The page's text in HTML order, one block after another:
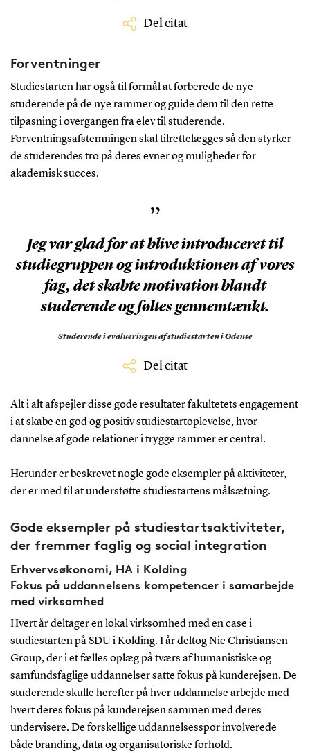
Del citat
Forventninger
Studiestarten har også til formål at forberede de nye
studerende på de nye rammer og guide dem til den rette
tilpasning i overgangen fra elev til studerende.
Forventningsafstemningen skal tilrettelægges så den styrker
de studerendes tro på deres evner og muligheder for
akademisk succes.
”
Jeg var glad for at blive introduceret til
studiegruppen og introduktionen af vores
fag, det skabte motivation blandt
studerende og føltes gennemtænkt.
Studerende i evalueringen af studiestarten i Odense
Del citat
Alt i alt afspejler disse gode resultater fakultetets engagement
i at skabe en god og positiv studiestartoplevelse, hvor
dannelse af gode relationer i trygge rammer er central.
Herunder er beskrevet nogle gode eksempler på aktiviteter,
der er med til at understøtte studiestartens målsætning.
Gode eksempler på studiestartsaktiviteter,
der fremmer faglig og social integration
Erhvervsøkonomi, HA i Kolding
Fokus på uddannelsens kompetencer i samarbejde
med virksomhed
Hvert år deltager en lokal virksomhed med en case i
studiestarten på SDU i Kolding. I år deltog Nic Christiansen
Group, der i et fælles oplæg på tværs af humanistiske og
samfundsfaglige uddannelser satte fokus på kunderejsen. De
studerende skulle herefter på hver uddannelse arbejde med
hvert deres fokus på kunderejsen sammen med deres
undervisere. De forskellige uddannelsesspor involverede
både branding, data og organisatoriske forhold.